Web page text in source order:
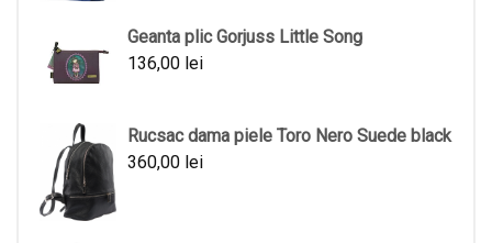
Geanta plic Gorjuss Little Song
136,00 lei
Rucsac dama piele Toro Nero Suede black
360,00 lei